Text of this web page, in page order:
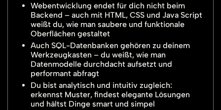
Webentwicklung endet für dich nicht beim
Backend – auch mit HTML, CSS und Java Script
weißt du, wie man saubere und funktionale
Oberflächen gestaltet
Auch SQL-Datenbanken gehören zu deinem
Werkzeugkasten – du weißt, wie man
Datenmodelle durchdacht aufsetzt und
performant abfragt
Du bist analytisch und intuitiv zugleich:
erkennst Muster, findest elegante Lösungen
und hältst Dinge smart und simpel